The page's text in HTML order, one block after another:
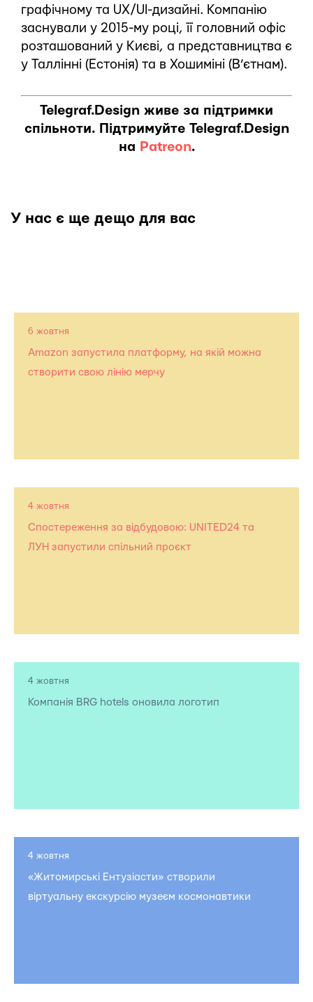
графічному та UX/UI-дизайні. Компанію
заснували у 2015-му році, її головний офіс
розташований у Києві, а представництва є
у Таллінні (Естонія) та в Хошиміні (В’єтнам).
Telegraf.Design живе за підтримки
спільноти. Підтримуйте Telegraf.Design
на Patreon.
У нас є ще дещо для вас
6 жовтня
Amazon запустила платформу, на якій можна
створити свою лінію мерчу
4 жовтня
Спостереження за відбудовою: UNITED24 та
ЛУН запустили спільний проєкт
4 жовтня
Компанія BRG hotels оновила логотип
4 жовтня
«Житомирські Ентузіасти» створили
віртуальну екскурсію музеєм космонавтики